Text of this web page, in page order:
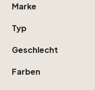
Marke
Typ
Geschlecht
Farben